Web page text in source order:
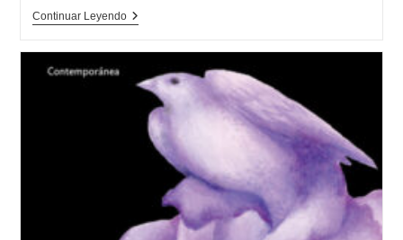
Continuar LeyendoOpinión
Los
Espíritus,
Isabel
Allende